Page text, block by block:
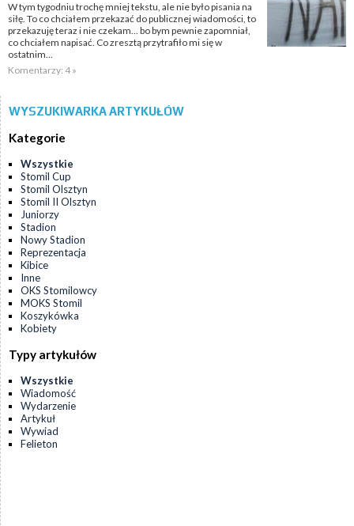
W tym tygodniu trochę mniej tekstu, ale nie było pisania na
siłę. To co chciałem przekazać do publicznej wiadomości, to
przekazuję teraz i nie czekam... bo bym pewnie zapomniał,
co chciałem napisać. Co zresztą przytrafiło mi się w
ostatnim...
Komentarzy: 4 »
WYSZUKIWARKA ARTYKUŁÓW
Kategorie
Wszystkie
Stomil Cup
Stomil Olsztyn
Stomil II Olsztyn
Juniorzy
Stadion
Nowy Stadion
Reprezentacja
Kibice
Inne
OKS Stomilowcy
MOKS Stomil
Koszykówka
Kobiety
Typy artykułów
Wszystkie
Wiadomość
Wydarzenie
Artykuł
Wywiad
Felieton